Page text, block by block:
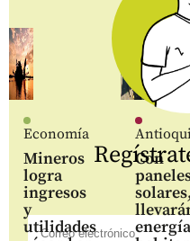
Economía
Mineros
logra
ingresos
y
utilidades
Con
solares,